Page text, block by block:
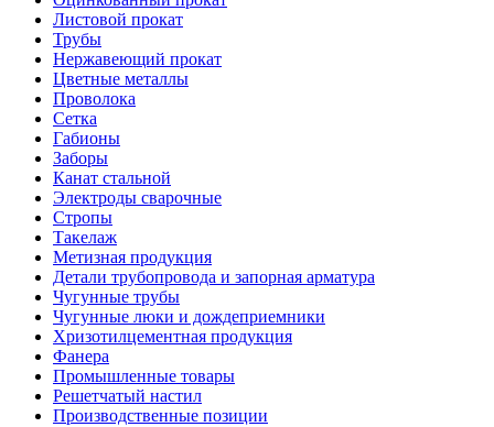
Листовой прокат
Трубы
Нержавеющий прокат
Цветные металлы
Проволока
Сетка
Габионы
Заборы
Канат стальной
Электроды сварочные
Стропы
Такелаж
Метизная продукция
Детали трубопровода и запорная арматура
Чугунные трубы
Чугунные люки и дождеприемники
Хризотилцементная продукция
Фанера
Промышленные товары
Решетчатый настил
Производственные позиции